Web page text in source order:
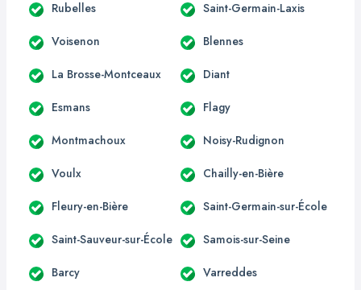
Rubelles Saint-Germain-Laxis
Voisenon Blennes
La Brosse-Montceaux Diant
Esmans Flagy
Montmachoux Noisy-Rudignon
Voulx Chailly-en-Bière
Fleury-en-Bière Saint-Germain-sur-École
Saint-Sauveur-sur-École Samois-sur-Seine
Barcy Varreddes